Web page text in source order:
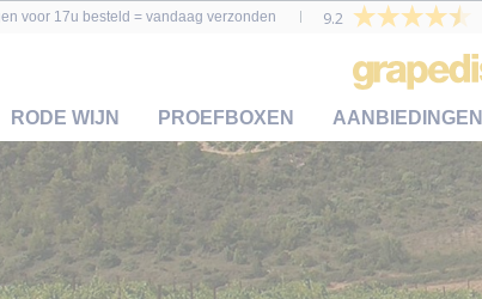
voor 17u besteld = vandaag verzonden 9.2
RODE WIJN PROEFBOXEN AANBIEDINGEN